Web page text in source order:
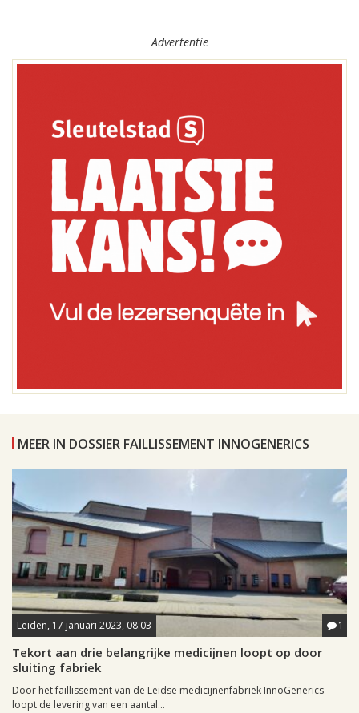
Advertentie
MEER IN DOSSIER FAILLISSEMENT INNOGENERICS
Leiden, 17 januari 2023, 08:03 1
Tekort aan drie belangrijke medicijnen loopt op door
sluiting fabriek
Door het faillissement van de Leidse medicijnenfabriek InnoGenerics
loopt de levering van een aantal...